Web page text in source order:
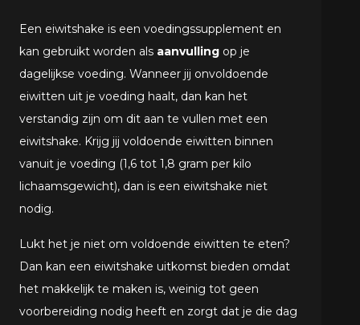
Een eiwitshake is een voedingssupplement en
kan gebruikt worden als aanvulling op je
dagelijkse voeding. Wanneer jij onvoldoende
eiwitten uit je voeding haalt, dan kan het
verstandig zijn om dit aan te vullen met een
eiwitshake. Krijg jij voldoende eiwitten binnen
vanuit je voeding (1,6 tot 1,8 gram per kilo
lichaamsgewicht), dan is een eiwitshake niet
nodig.
Lukt het je niet om voldoende eiwitten te eten?
Dan kan een eiwitshake uitkomst bieden omdat
het makkelijk te maken is, weinig tot geen
voorbereiding nodig heeft en zorgt dat je die dag